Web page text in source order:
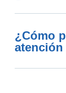
¿Cómo